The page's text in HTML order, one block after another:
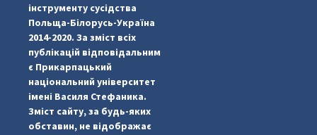
інструменту сусідства
Польща-Білорусь-Україна
2014-2020. За зміст всіх
публікацій відповідальним
є Прикарпацький
національний університет
імені Василя Стефаника.
Зміст сайту, за будь-яких
обставин, не відображає